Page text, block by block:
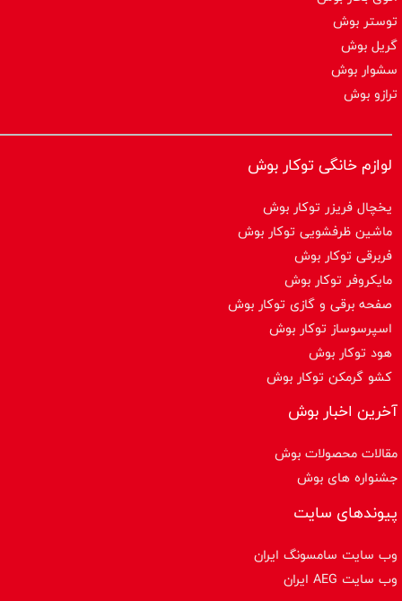
توستر بوش
گریل بوش
سشوار بوش
ترازو بوش
لوازم خانگی توکار بوش
یخچال فریزر توکار بوش
ماشین ظرفشویی توکار بوش
فربرقی توکار بوش
مایکروفر توکار بوش
صفحه برقی و گازی توکار بوش
اسپرسوساز توكار بوش
هود توکار بوش
کشو گرمکن توکار بوش
آخرین اخبار بوش
مقالات محصولات بوش
جشنواره های بوش
پیوندهای سایت
وب سایت سامسونگ ایران
وب سایت AEG ایران